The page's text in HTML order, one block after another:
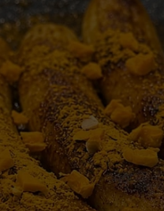
panas selama 3 minit.
bunyi berdesir